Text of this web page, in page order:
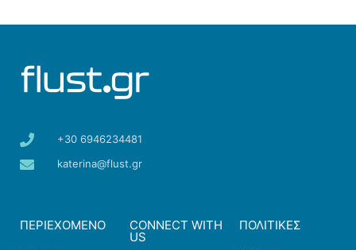
+30 6946234481
katerina@flust.gr
ΠΕΡΙΕΧΟΜΕΝΟ CONNECT WITH
US
ΠΟΛΙΤΙΚΕΣ